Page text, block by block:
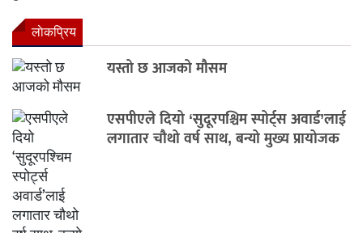
लाेकप्रिय
यस्तो छ आजको मौसम
एसपीएले दियो ‘सुदूरपश्चिम स्पोर्ट्स अवार्ड’लाई
लगातार चौथो वर्ष साथ, बन्यो मुख्य प्रायोजक